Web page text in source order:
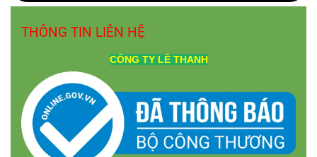
THÔNG TIN LIÊN HỆ
CÔNG TY LÊ THANH